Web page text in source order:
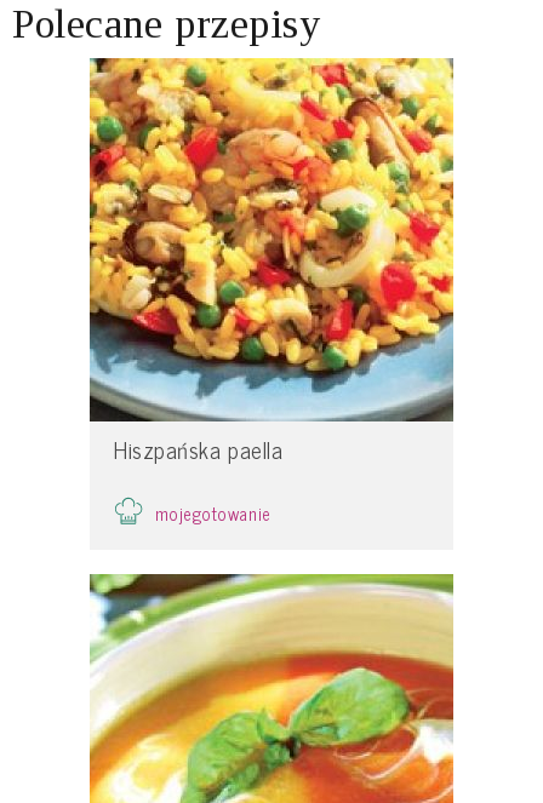
Polecane przepisy
Hiszpańska paella
mojegotowanie